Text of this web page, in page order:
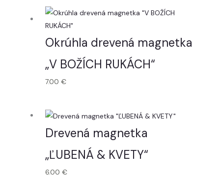
Okrúhla drevená magnetka
„V BOŽÍCH RUKÁCH“
7.00 €
Drevená magnetka
„ĽUBENÁ & KVETY“
6.00 €